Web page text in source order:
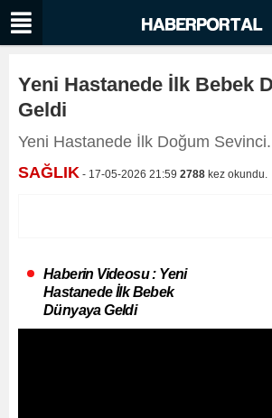
Yeni Hastanede İlk Bebek
Geldi
Yeni Hastanede İlk Doğum Sevinci.
SAĞLIK - 17-05-2026 21:59 2788 kez okundu.
Haberin Videosu : Yeni
Hastanede İlk Bebek
Dünyaya Geldi